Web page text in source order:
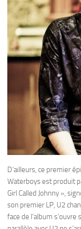
D’ailleurs, ce premier
Waterboys est produit
Girl Called Johnny »,
son premier LP, U2
face de l’album